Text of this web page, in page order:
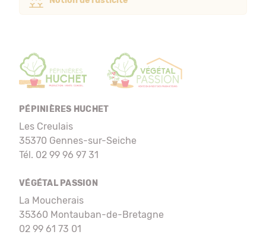
PÉPINIÈRES HUCHET
Les Creulais
35370 Gennes-sur-Seiche
Tél. 02 99 96 97 31
VÉGÉTAL PASSION
La Moucherais
35360 Montauban-de-Bretagne
02 99 61 73 01